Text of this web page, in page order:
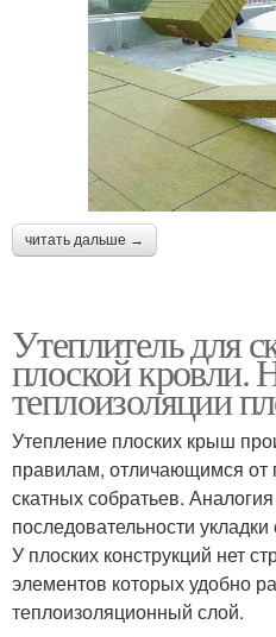
читать дальше →
Утеплитель для
плоской кровли.
теплоизоляции
Утепление плоских крыш
правилам, отличающимся от
скатных собратьев.
последовательности
У плоских конструкций нет
элементов которых удобно
теплоизоляционный слой.